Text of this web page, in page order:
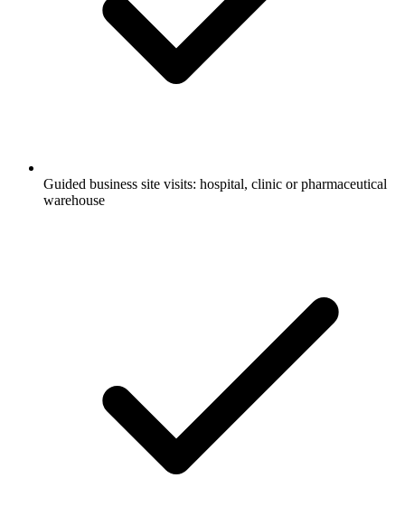
Guided business site visits: hospital, clinic or pharmaceutical
warehouse